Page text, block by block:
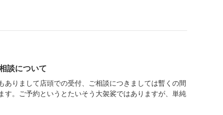
談について
ありまして店頭での受付、ご相談につきましては暫くの間
す。ご予約というとたいそう大袈裟ではありますが、単純